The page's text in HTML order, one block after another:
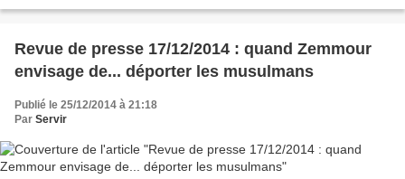
Revue de presse 17/12/2014 : quand Zemmour
envisage de... déporter les musulmans
Publié le 25/12/2014 à 21:18
Par Servir